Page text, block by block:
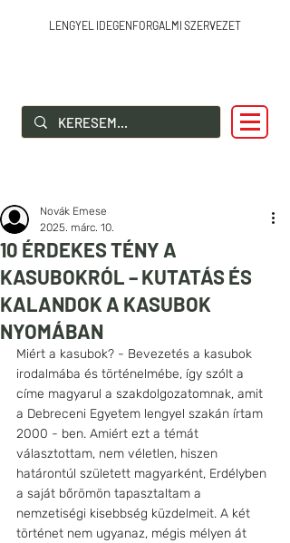
LENGYEL IDEGENFORGALMI SZERVEZET
SZIA LENGYELORSZÁG!
10 ÉRDEKES TÉNY A
KASUBOKRÓL – KUTATÁS ÉS
KALANDOK A KASUBOK
NYOMÁBAN
Novák Emese
2025. márc. 10.
Miért a kasubok? - Bevezetés a kasubok
irodalmába és történelmébe, így szólt a
címe magyarul a szakdolgozatomnak, amit
a Debreceni Egyetem lengyel szakán írtam
2000 - ben. Amiért ezt a témát
választottam, nem véletlen, hiszen
határontúl született magyarként, Erdélyben
a saját bőrömön tapasztaltam a
nemzetiségi kisebbség küzdelmeit. A két
történet nem ugyanaz, mégis mélyen át